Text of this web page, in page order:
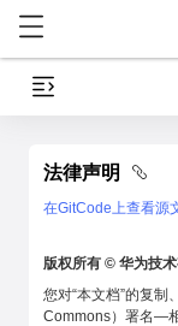
法律声明
在GitCode上查看源
版权所有 © 华为技术
您对“本文档”的复
Commons）署名—